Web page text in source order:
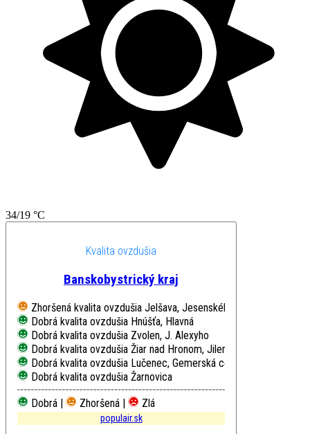
34/19 °C
Kvalita ovzdušia
Banskobystrický kraj
Zhoršená kvalita ovzdušia Jelšava, Jesenského
Dobrá kvalita ovzdušia Hnúšťa, Hlavná
Dobrá kvalita ovzdušia Zvolen, J. Alexyho
Dobrá kvalita ovzdušia Žiar nad Hronom, Jilemnického
Dobrá kvalita ovzdušia Lučenec, Gemerská cesta
Dobrá kvalita ovzdušia Žarnovica
Dobrá |
Zhoršená | Zlá
populair.sk